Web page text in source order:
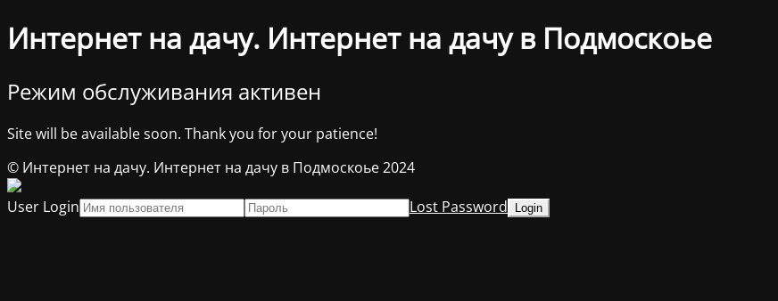
Интернет на дачу. Интернет на дачу в Подмоскоье
Режим обслуживания активен
Site will be available soon. Thank you for your patience!
© Интернет на дачу. Интернет на дачу в Подмоскоье 2024
User Login
Lost Password